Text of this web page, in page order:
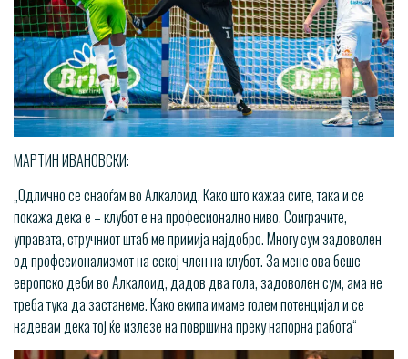
МАРТИН ИВАНОВСКИ:
„Одлично се снаоѓам во Алкалоид. Како што кажаа сите, така и се
покажа дека е – клубот е на професионално ниво. Соиграчите,
управата, стручниот штаб ме примија најдобро. Многу сум задоволен
од професионализмот на секој член на клубот. За мене ова беше
европско деби во Алкалоид, дадов два гола, задоволен сум, ама не
треба тука да застанеме. Како екипа имаме голем потенцијал и се
надевам дека тој ќе излезе на површина преку напорна работа“